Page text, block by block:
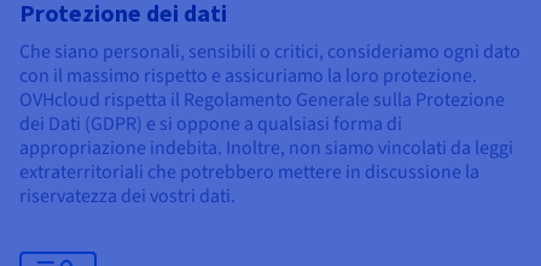
Protezione dei dati
Che siano personali, sensibili o critici, consideriamo ogni dato
con il massimo rispetto e assicuriamo la loro protezione.
OVHcloud rispetta il Regolamento Generale sulla Protezione
dei Dati (GDPR) e si oppone a qualsiasi forma di
appropriazione indebita. Inoltre, non siamo vincolati da leggi
extraterritoriali che potrebbero mettere in discussione la
riservatezza dei vostri dati.